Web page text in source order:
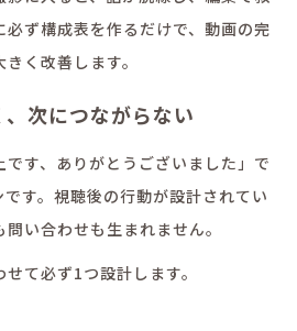
ず構成表を作るだけで、動画の完
く改善します。
次につながらない
す、ありがとうございました」で
す。視聴後の行動が設計されてい
い合わせも生まれません。
て必ず1つ設計します。